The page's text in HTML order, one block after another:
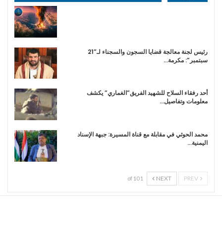
رئيس لجنة معالجة قضايا السجون والسجناء لـ”21
سبتمبر”: مكرمة…
أحد رفقاء السلاح للشهيد الفريق”الغماري” يكشف
معلومات وتفاصيل…
محمد الحوثي في مقابلة مع قناة المسيرة: جبهة الإسناد
اليمنية…
NEXT
1 of 10